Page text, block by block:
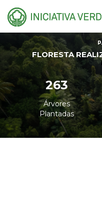
FLORESTA
263
Árvores
Plantadas